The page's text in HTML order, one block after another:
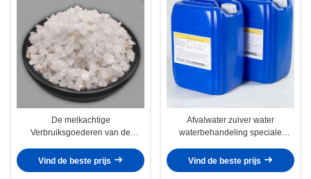
De melkachtige
Verbruiksgoederen van de
Kwartszand voor Waterfiltratie
2.65g/Cm3
Vind de beste prijs
Afvalwater zuiver water
waterbehandeling speciale
schaal remmer 25 kg/vat blauw
emmer
Vind de beste prijs